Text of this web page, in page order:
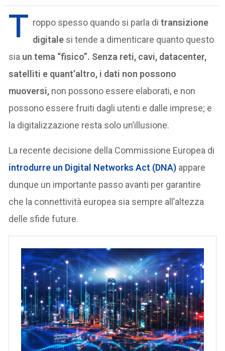
T roppo spesso quando si parla ditransizione
digitale si tende a dimenticare quanto questo
sia un tema “fisico”. Senza reti, cavi, datacenter,
satelliti e quant’altro, i dati non possono
muoversi, non possono essere elaborati, e non
possono essere fruiti dagli utenti e dalle imprese; e
la digitalizzazione resta solo un’illusione.
La recente decisione della Commissione Europea di
introdurre un Digital Networks Act (DNA) appare
dunque un importante passo avanti per garantire
che la connettività europea sia sempre all’altezza
delle sfide future.